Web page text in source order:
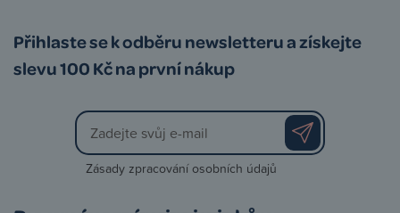
Přihlaste se k odběru newsletteru a získejte
slevu 100 Kč na první nákup
Zásady zpracování osobních údajů